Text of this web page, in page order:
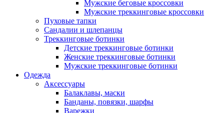
Мужские беговые кроссовки
Мужские треккинговые кроссовки
Пуховые тапки
Сандалии и шлепанцы
Треккинговые ботинки
Детские треккинговые ботинки
Женские треккинговые ботинки
Мужские треккинговые ботинки
Одежда
Аксессуары
Балаклавы, маски
Банданы, повязки, шарфы
Варежки